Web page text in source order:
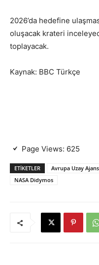
2026’da hedefine
oluşacak krateri
toplayacak.
Kaynak: BBC Türkçe
Page Views: 625
ETIKETLER Avrupa Uzay
NASA Didymos